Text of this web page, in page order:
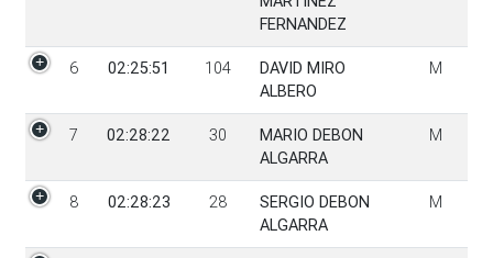
FERNANDEZ
6 02:25:51 104
DAVID MIRO
ALBERO
M
7 02:28:22 30
MARIO DEBON
ALGARRA
M
8 02:28:23 28
SERGIO DEBON
ALGARRA
M